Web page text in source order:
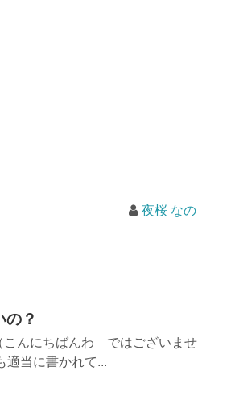
夜桜 なの
の？
んにちばんわ ではございませ
適当に書かれて...